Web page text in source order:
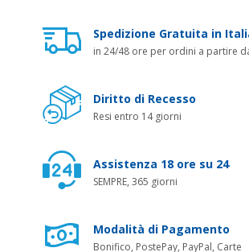
Spedizione Gratuita in
in 24/48 ore per ordini a partire
Diritto di Recesso
Resi entro 14 giorni
Assistenza 18 ore su 24
SEMPRE, 365 giorni
Modalità di Pagamento
Bonifico, PostePay, PayPal, Carte